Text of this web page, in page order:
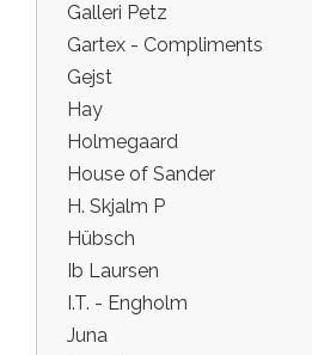
Galleri Petz
Gartex - Compliments
Gejst
Hay
Holmegaard
House of Sander
H. Skjalm P
Hübsch
Ib Laursen
I.T. - Engholm
Juna